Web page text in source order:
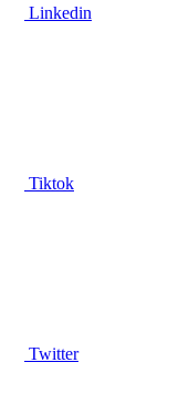
Linkedin
Tiktok
Twitter